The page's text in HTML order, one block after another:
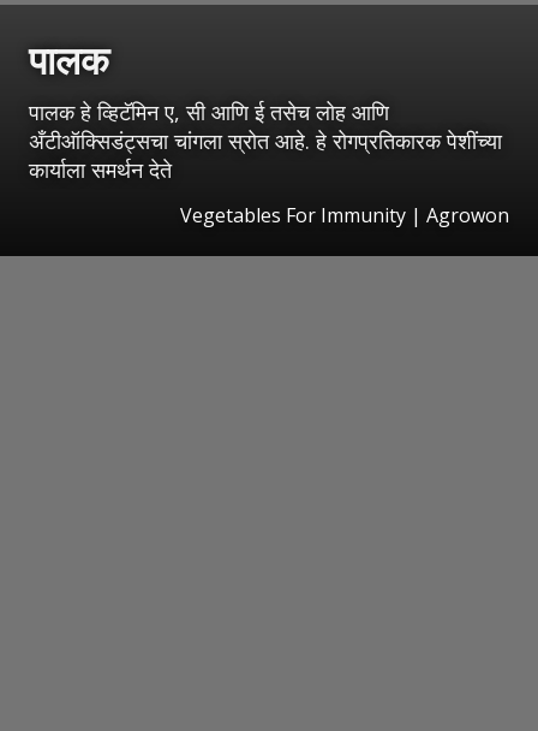
पालक
पालक हे व्हिटॅमिन ए, सी आणि ई तसेच लोह आणि
अँटीऑक्सिडंट्सचा चांगला स्रोत आहे. हे रोगप्रतिकारक पेशींच्या
कार्याला समर्थन देते
Vegetables For Immunity | Agrowon